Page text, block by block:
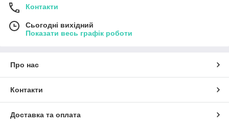
Контакти
Сьогодні вихідний
Показати весь графік роботи
Про нас
Контакти
Доставка та оплата